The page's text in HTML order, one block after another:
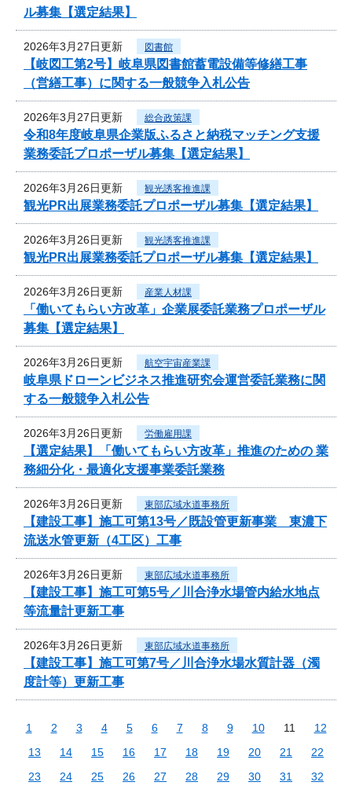
ル募集【選定結果】
2026年3月27日更新 図書館
【岐図工第2号】岐阜県図書館蓄電設備等修繕工事
（営繕工事）に関する一般競争入札公告
2026年3月27日更新 総合政策課
令和8年度岐阜県企業版ふるさと納税マッチング支援
業務委託プロポーザル募集【選定結果】
2026年3月26日更新 観光誘客推進課
観光PR出展業務委託プロポーザル募集【選定結果】
2026年3月26日更新 観光誘客推進課
観光PR出展業務委託プロポーザル募集【選定結果】
2026年3月26日更新 産業人材課
「働いてもらい方改革」企業展委託業務プロポーザル
募集【選定結果】
2026年3月26日更新 航空宇宙産業課
岐阜県ドローンビジネス推進研究会運営委託業務に関
する一般競争入札公告
2026年3月26日更新 労働雇用課
【選定結果】「働いてもらい方改革」推進のための 業
務細分化・最適化支援事業委託業務
2026年3月26日更新 東部広域水道事務所
【建設工事】施工可第13号／既設管更新事業 東濃下
流送水管更新（4工区）工事
2026年3月26日更新 東部広域水道事務所
【建設工事】施工可第5号／川合浄水場管内給水地点
等流量計更新工事
2026年3月26日更新 東部広域水道事務所
【建設工事】施工可第7号／川合浄水場水質計器（濁
度計等）更新工事
1 2 3 4 5 6 7 8 9 10 11
12
13
14 15 16 17 18 19 20 21
22
23
24 25 26 27 28 29 30 31
32